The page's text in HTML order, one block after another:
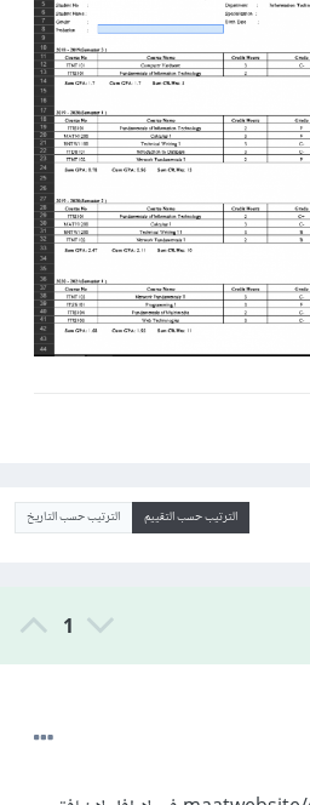
الترتيب حسب التقييم الترتيب حسب التاريخ
1